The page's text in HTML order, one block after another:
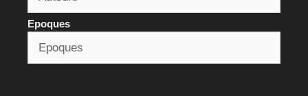
Epoques